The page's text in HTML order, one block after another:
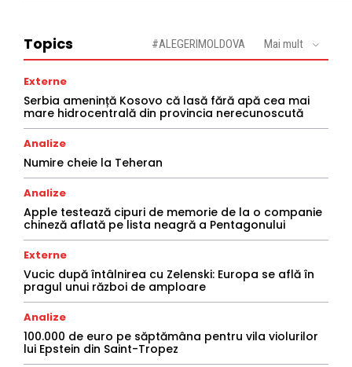
Topics #ALEGERIMOLDOVA Mai mult
Externe
Serbia amenință Kosovo că lasă fără apă cea mai
mare hidrocentrală din provincia nerecunoscută
Analize
Numire cheie la Teheran
Analize
Apple testează cipuri de memorie de la o companie
chineză aflată pe lista neagră a Pentagonului
Externe
Vucic după întâlnirea cu Zelenski: Europa se află în
pragul unui război de amploare
Analize
100.000 de euro pe săptămâna pentru vila violurilor
lui Epstein din Saint-Tropez